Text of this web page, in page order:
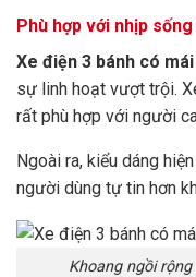
Phù hợp với nhịp
Xe điện 3 bánh có
sự linh hoạt vượt trội.
rất phù hợp với người
Ngoài ra, kiểu dáng
người dùng tự tin hơn
Khoang ngồi